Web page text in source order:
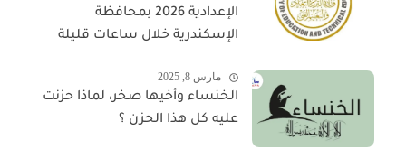
الإعدادية 2026 بمحافظة
الإسكندرية خلال ساعات قليلة
مارس 8, 2025
الخنساء وأخيها صخر، لماذا حزنت
عليه كل هذا الحزن ؟